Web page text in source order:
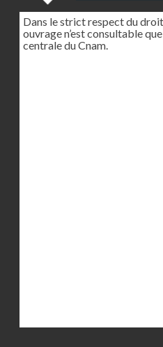
Dans le strict respect du
ouvrage n’est consultable
centrale du Cnam.